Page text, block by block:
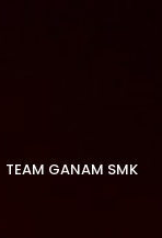
TEAM GANAM SMK